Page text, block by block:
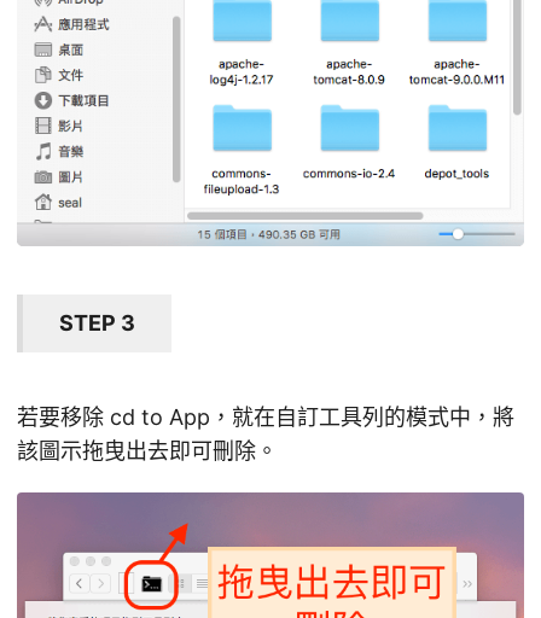
STEP 3
若要移除 cd to App，就在自訂工具列的模式中，將
該圖示拖曳出去即可刪除。